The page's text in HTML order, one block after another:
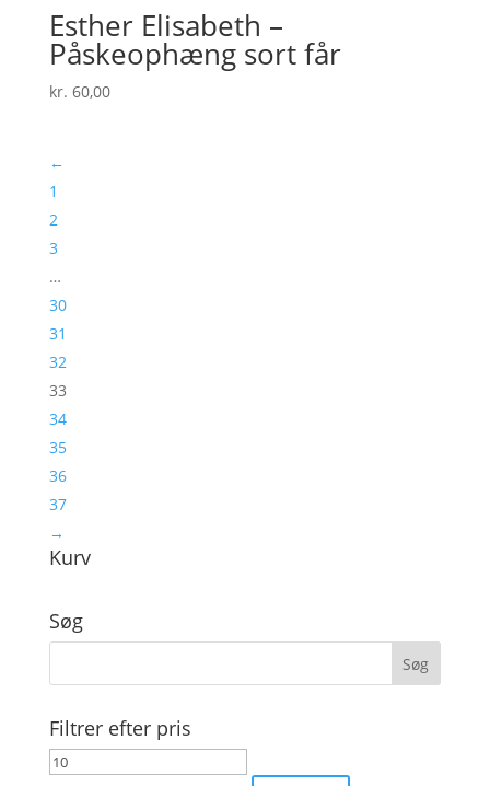
Esther Elisabeth –
Påskeophæng sort får
kr. 60,00
←
1
2
3
…
30
31
32
33
34
35
36
37
→
Kurv
Søg
Filtrer efter pris
Mindste